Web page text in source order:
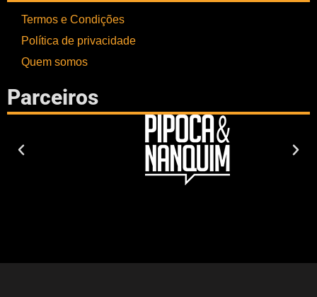
Termos e Condições
Política de privacidade
Quem somos
Parceiros